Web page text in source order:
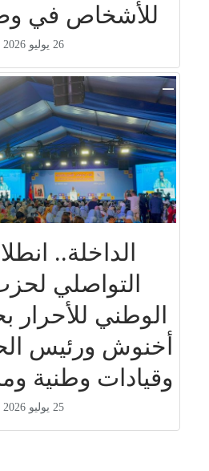
للأشخاص في
26 يوليو 2026
الداخلة..
التواصلي
الوطني للأحرار
أخنوش ورئيس
وقيادات وطنية
25 يوليو 2026